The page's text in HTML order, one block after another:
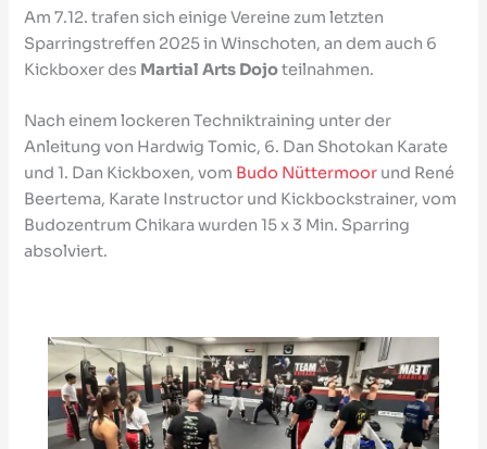
Am 7.12. trafen sich einige Vereine zum letzten
Sparringstreffen 2025 in Winschoten, an dem auch 6
Kickboxer des Martial Arts Dojoteilnahmen.
Nach einem lockeren Techniktraining unter der
Anleitung von Hardwig Tomic, 6. Dan Shotokan Karate
und 1. Dan Kickboxen, vom Budo Nüttermoor und René
Beertema, Karate Instructor und Kickbockstrainer, vom
Budozentrum Chikara wurden 15 x 3 Min. Sparring
absolviert.